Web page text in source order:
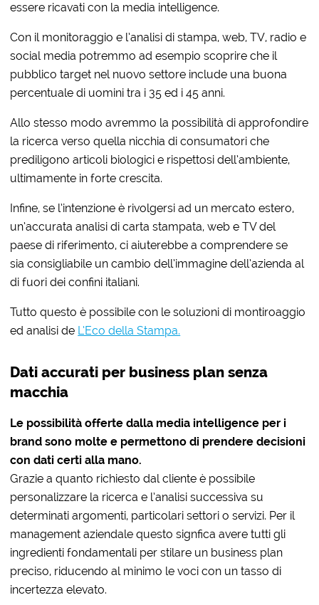
essere ricavati con la media intelligence.
Con il monitoraggio e l’analisi di stampa, web, TV, radio e
social media potremmo ad esempio scoprire che il
pubblico target nel nuovo settore include una buona
percentuale di uomini tra i 35 ed i 45 anni.
Allo stesso modo avremmo la possibilità di approfondire
la ricerca verso quella nicchia di consumatori che
prediligono articoli biologici e rispettosi dell’ambiente,
ultimamente in forte crescita.
Infine, se l’intenzione è rivolgersi ad un mercato estero,
un’accurata analisi di carta stampata, web e TV del
paese di riferimento, ci aiuterebbe a comprendere se
sia consigliabile un cambio dell’immagine dell’azienda al
di fuori dei confini italiani.
Tutto questo è possibile con le soluzioni di montiroaggio
ed analisi de L’Eco della Stampa.
Dati accurati per business plan senza
macchia
Le possibilità offerte dalla media intelligence per i
brand sono molte e permettono di prendere decisioni
con dati certi alla mano.
Grazie a quanto richiesto dal cliente è possibile
personalizzare la ricerca e l’analisi successiva su
determinati argomenti, particolari settori o servizi. Per il
management aziendale questo signfica avere tutti gli
ingredienti fondamentali per stilare un business plan
preciso, riducendo al minimo le voci con un tasso di
incertezza elevato.